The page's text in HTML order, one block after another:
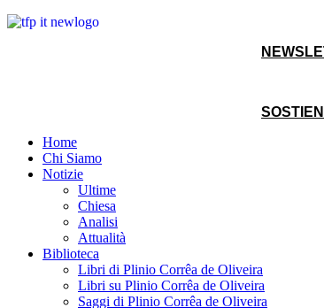
Home
Chi Siamo
Notizie
Ultime
Chiesa
Analisi
Attualità
Biblioteca
Libri di Plinio Corrêa de Oliveira
Libri su Plinio Corrêa de Oliveira
Saggi di Plinio Corrêa de Oliveira